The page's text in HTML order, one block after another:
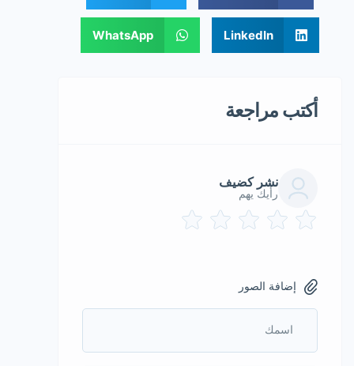
LinkedIn
WhatsApp
أكتب مراجعة
نشر كضيف
رأيك يهم
إضافة الصور